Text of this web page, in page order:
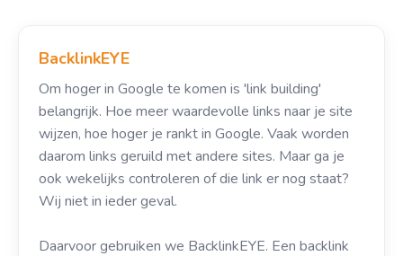
BacklinkEYE
Om hoger in Google te komen is 'link building'
belangrijk. Hoe meer waardevolle links naar je site
wijzen, hoe hoger je rankt in Google. Vaak worden
daarom links geruild met andere sites. Maar ga je
ook wekelijks controleren of die link er nog staat?
Wij niet in ieder geval.
Daarvoor gebruiken we BacklinkEYE. Een backlink